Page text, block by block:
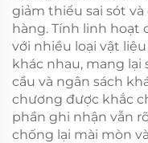
giảm thiểu sai sót
hàng. Tính linh hoạt
với nhiều loại vật
khác nhau, mang lại
cầu và ngân sách
chương được khắc
phần ghi nhận vẫn
chống lại mài mòn